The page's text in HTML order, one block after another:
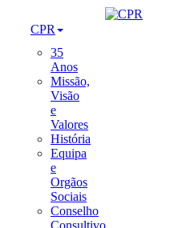
CPR
35
Anos
Missão,
Visão
e
Valores
História
Equipa
e
Orgãos
Sociais
Conselho
Consultivo